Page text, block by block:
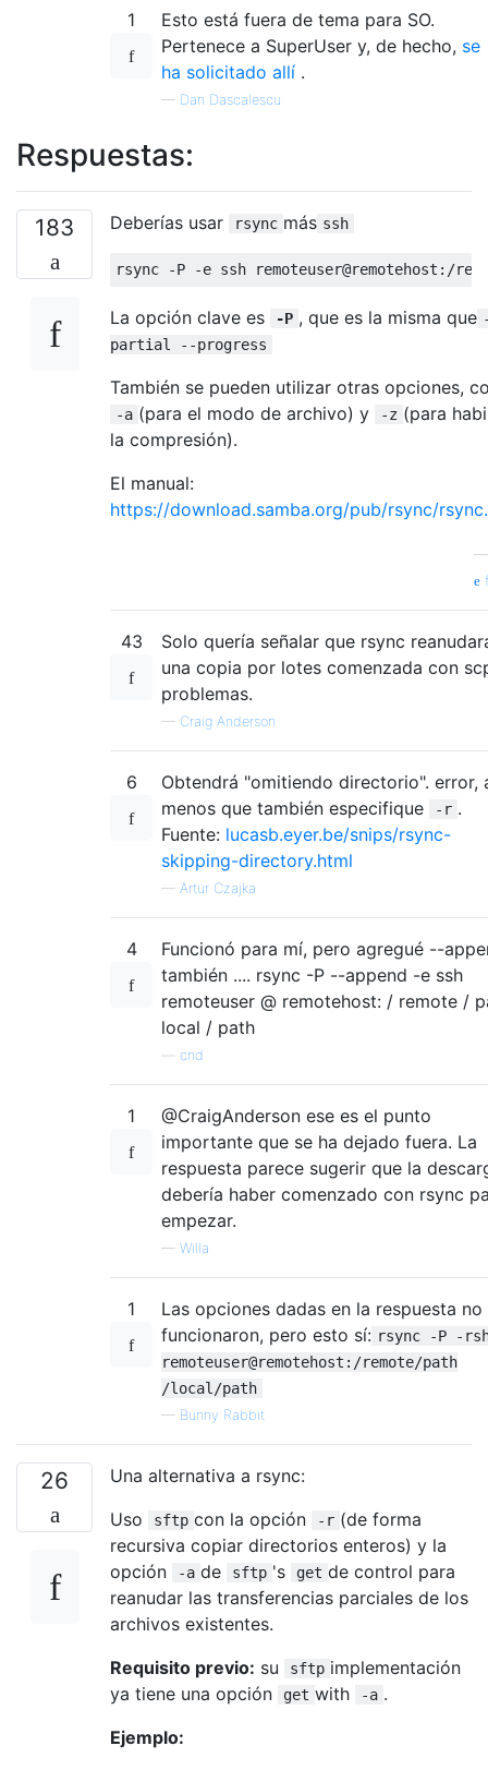
1
Esto está fuera de tema para SO.
Pertenece a SuperUser y, de hecho, se
ha solicitado allí .
— Dan Dascalescu
Respuestas:
183 Deberías usar rsync más ssh
rsync -P -e ssh remoteuser@remotehost :/
La opción clave es -P , que es la misma que
partial --progress
También se pueden utilizar otras opciones,
-a (para el modo de archivo) y -z (para
la compresión).
El manual:
https://download.samba.org/pub/rsync/
43
Solo quería señalar que rsync
una copia por lotes comenzada con
problemas.
— Craig Anderson
6
Obtendrá "omitiendo directorio". error,
menos que también especifique
-r .
Fuente: lucasb.eyer.be/snips/rsync-
skipping-directory.html
— Artur Czajka
4
Funcionó para mí, pero agregué --
también .... rsync -P --append -e ssh
remoteuser @ remotehost: / remote /
local / path
cnd
1
@CraigAnderson ese es el punto
importante que se ha dejado fuera. La
respuesta parece sugerir que la
debería haber comenzado con rsync
empezar.
— Willa
1
Las opciones dadas en la respuesta no
funcionaron, pero esto sí: rsync -P -
remoteuser@remotehost:/remote/path
/local/path
— Bunny Rabbit
26
Una alternativa a rsync:
Uso
sftp con la opción -r (de forma
recursiva copiar directorios enteros) y la
opción
-a de sftp 's get de control para
reanudar las transferencias parciales de los
archivos existentes.
Requisito previo: su sftp implementación
ya tiene una opción
get with -a .
Ejemplo: